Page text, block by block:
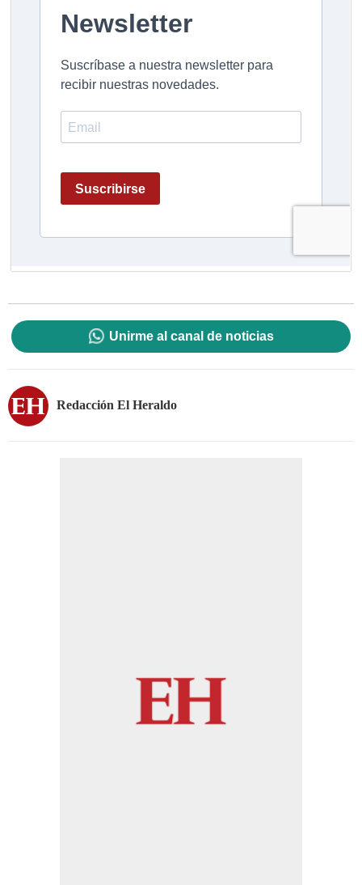
Unirme al canal de noticias
Redacción El Heraldo